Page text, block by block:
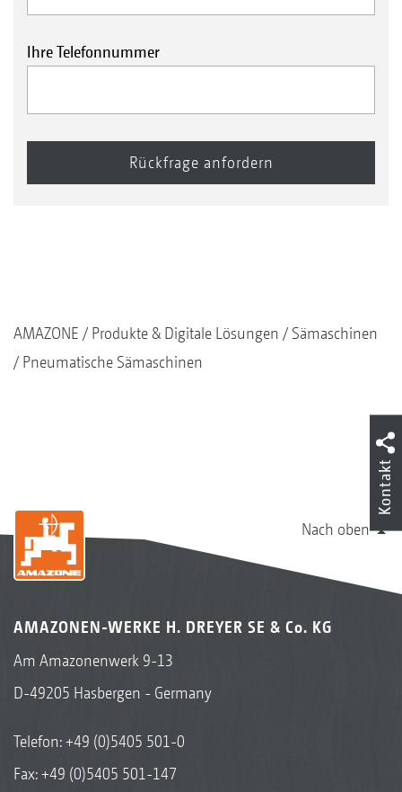
Ihre Telefonnummer
AMAZONE Produkte & Digitale Lösungen
Sämaschinen
Pneumatische Sämaschinen
Nach oben
AMAZONEN-WERKE H. DREYER SE & Co. KG
Am Amazonenwerk 9-13
D-49205 Hasbergen - Germany
Telefon:+49 (0)5405 501-0
Fax: +49 (0)5405 501-147
Kontakt